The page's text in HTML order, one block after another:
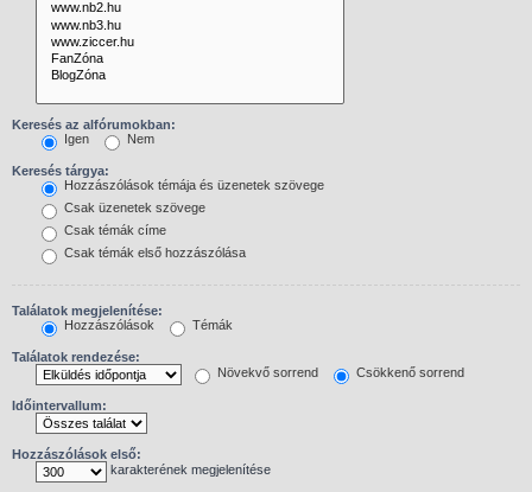
Keresés az alfórumokban:
Igen
Nem
Keresés tárgya:
Hozzászólások témája és üzenetek szövege
Csak üzenetek szövege
Csak témák címe
Csak témák első hozzászólása
Találatok megjelenítése:
Hozzászólások
Témák
Találatok rendezése:
Növekvő sorrend
Csökkenő sorrend
Időintervallum:
Hozzászólások első:
karakterének megjelenítése